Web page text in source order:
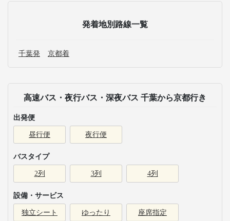
発着地別路線一覧
千葉発 京都着
高速バス・夜行バス・深夜バス 千葉から京都行き
出発便
昼行便 夜行便
バスタイプ
2列 3列 4列
設備・サービス
独立シート ゆったり 座席指定